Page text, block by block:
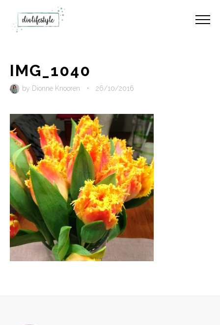
IMG_1040
by Dionne Knooren • 26/10/2016